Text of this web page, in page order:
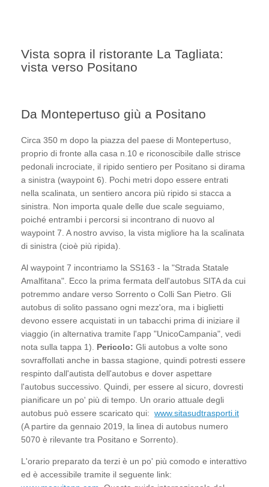
Vista sopra il ristorante La Tagliata:
vista verso Positano
Da Montepertuso giù a Positano
Circa 350 m dopo la piazza del paese di Montepertuso,
proprio di fronte alla casa n.10 e riconoscibile dalle strisce
pedonali incrociate, il ripido sentiero per Positano si dirama
a sinistra (waypoint 6). Pochi metri dopo essere entrati
nella scalinata, un sentiero ancora più ripido si stacca a
sinistra. Non importa quale delle due scale seguiamo,
poiché entrambi i percorsi si incontrano di nuovo al
waypoint 7. A nostro avviso, la vista migliore ha la scalinata
di sinistra (cioè più ripida).
Al waypoint 7 incontriamo la SS163 - la "Strada Statale
Amalfitana". Ecco la prima fermata dell'autobus SITA da cui
potremmo andare verso Sorrento o Colli San Pietro. Gli
autobus di solito passano ogni mezz'ora, ma i biglietti
devono essere acquistati in un tabacchi prima di iniziare il
viaggio (in alternativa tramite l'app "UnicoCampania", vedi
nota sulla tappa 1). Pericolo: Gli autobus a volte sono
sovraffollati anche in bassa stagione, quindi potresti essere
respinto dall'autista dell'autobus e dover aspettare
l'autobus successivo. Quindi, per essere al sicuro, dovresti
pianificare un po' più di tempo. Un orario attuale degli
autobus può essere scaricato qui: www.sitasudtrasporti.it
(A partire da gennaio 2019, la linea di autobus numero
5070 è rilevante tra Positano e Sorrento).
L'orario preparato da terzi è un po' più comodo e interattivo
ed è accessibile tramite il seguente link: